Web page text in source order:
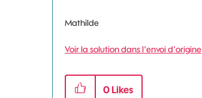
Mathilde
Voir la solution dans l'envoi d'origine
0 Likes